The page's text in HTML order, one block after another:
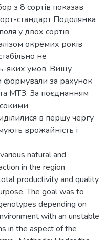
з 8 сортів показав
стандарт Подолянка
у двох сортів
окремих років
не
яких умов. Вищу
формували за рахунок
МТЗ. За поєднанням
в першу чергу
врожайність і
natural and
in the region
productivity and quality
The goal was to
depending on
with an unstable
in the aspect of the